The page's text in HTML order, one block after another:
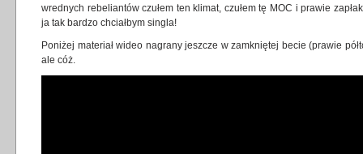
wrednych rebeliantów czułem ten klimat, czułem tę MOC i prawie
ja tak bardzo chciałbym singla!
Poniżej materiał wideo nagrany jeszcze w zamkniętej becie (prawie
ale cóż.